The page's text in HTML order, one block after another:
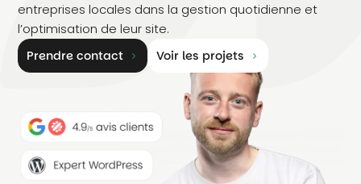
entreprises locales dans la gestion quotidienne et
l’optimisation de leur site.
Prendre contact Voir les projets